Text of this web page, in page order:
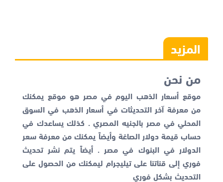
المزيد
من نحن
موقع أسعار الذهب اليوم في مصر هو موقع يمكنك
من معرفة آخر التحديثات في أسعار الذهب في السوق
المحلي في مصر بالجنيه المصري . كذلك يساعدك في
حساب قيمة دولار الصاغة وأيضاً يمكنك من معرفة سعر
الدولار في البنوك في مصر . أيضاً يتم نشر تحديث
فوري إلى قناتنا على تيليجرام ليمكنك من الحصول على
التحديث بشكل فوري